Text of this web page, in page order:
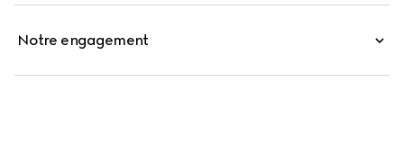
clin d’œil subtil à la Maison.
Notre engagement